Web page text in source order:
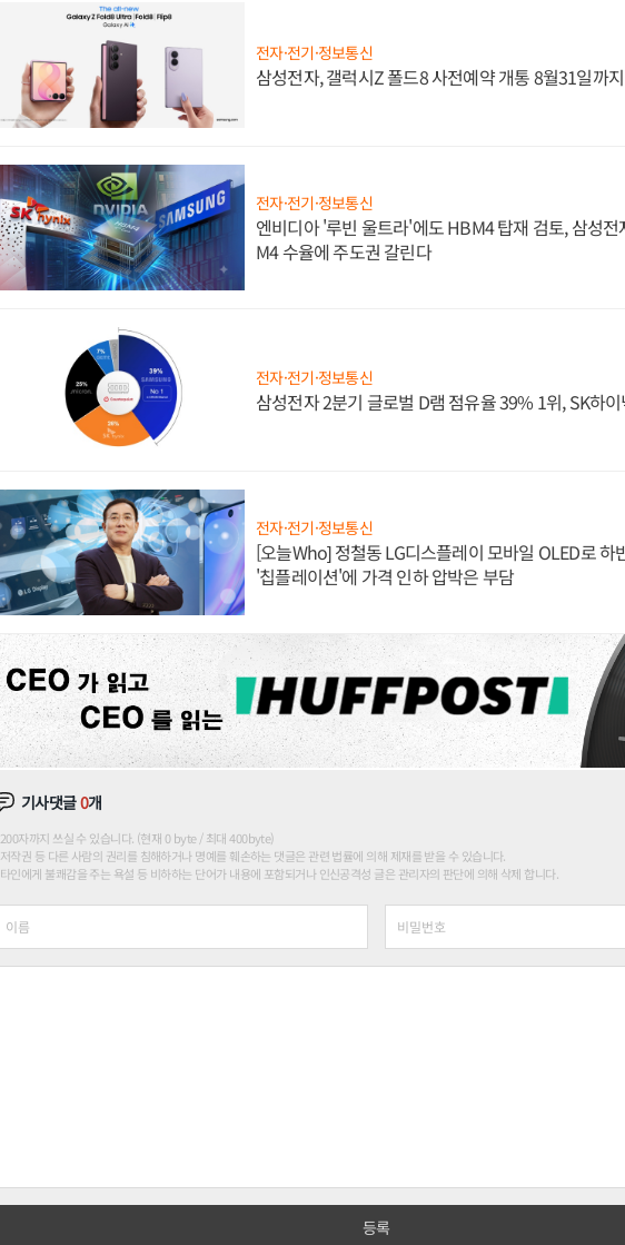
전자·전기·정보통신
삼성전자, 갤럭시Z 폴드8 사전예약 개통 8월31일까
전자·전기·정보통신
엔비디아 '루빈 울트라'에도 HBM4 탑재 검토, 삼성전
M4 수율에 주도권 갈린다
전자·전기·정보통신
삼성전자 2분기 글로벌 D램 점유율 39% 1위, SK하
전자·전기·정보통신
[오늘Who] 정철동 LG디스플레이 모바일 OLED로 하
'칩플레이션'에 가격 인하 압박은 부담
기사댓글0개
200자까지 쓰실 수 있습니다. (현재 0 byte / 최대 400byte)
저작권 등 다른 사람의 권리를 침해하거나 명예를 훼손하는 댓글은 관련 법률에 의해 제재를 받을 수 있습니다.
타인에게 불쾌감을 주는 욕설 등 비하하는 단어가 내용에 포함되거나 인신공격성 글은 관리자의 판단에 의해 삭제 합니다.